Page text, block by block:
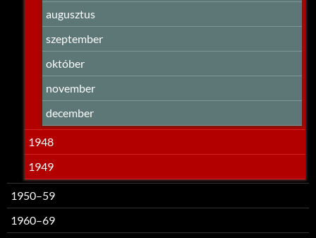
augusztus
szeptember
október
november
december
1948
1949
1950–59
1960–69